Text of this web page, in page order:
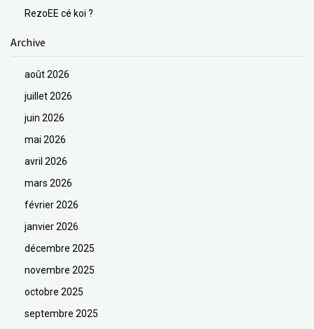
RezoEE cé koi ?
Archive
août 2026
juillet 2026
juin 2026
mai 2026
avril 2026
mars 2026
février 2026
janvier 2026
décembre 2025
novembre 2025
octobre 2025
septembre 2025